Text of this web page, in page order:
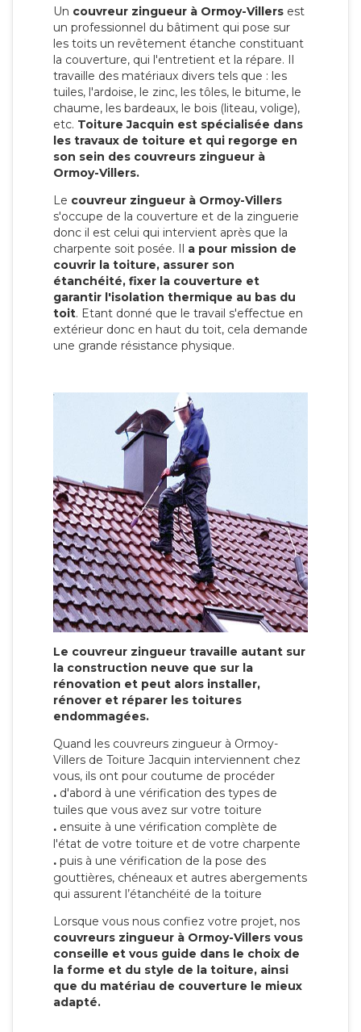
Un couvreur zingueur à Ormoy-Villers est
un professionnel du bâtiment qui pose sur
les toits un revêtement étanche constituant
la couverture, qui l'entretient et la répare. Il
travaille des matériaux divers tels que : les
tuiles, l'ardoise, le zinc, les tôles, le bitume, le
chaume, les bardeaux, le bois (liteau, volige),
etc. Toiture Jacquin est spécialisée dans
les travaux de toiture et qui regorge en
son sein des couvreurs zingueur à
Ormoy-Villers.
Le couvreur zingueur à Ormoy-Villers
s'occupe de la couverture et de la zinguerie
donc il est celui qui intervient après que la
charpente soit posée. Il a pour mission de
couvrir la toiture, assurer son
étanchéité, fixer la couverture et
garantir l'isolation thermique au bas du
toit. Etant donné que le travail s'effectue en
extérieur donc en haut du toit, cela demande
une grande résistance physique.
Le couvreur zingueur travaille autant sur
la construction neuve que sur la
rénovation et peut alors installer,
rénover et réparer les toitures
endommagées.
Quand les couvreurs zingueur à Ormoy-
Villers de Toiture Jacquin interviennent chez
vous, ils ont pour coutume de procéder
. d'abord à une vérification des types de
tuiles que vous avez sur votre toiture
. ensuite à une vérification complète de
l'état de votre toiture et de votre charpente
. puis à une vérification de la pose des
gouttières, chéneaux et autres abergements
qui assurent l’étanchéité de la toiture
Lorsque vous nous confiez votre projet, nos
couvreurs zingueur à Ormoy-Villers vous
conseille et vous guide dans le choix de
la forme et du style de la toiture, ainsi
que du matériau de couverture le mieux
adapté.